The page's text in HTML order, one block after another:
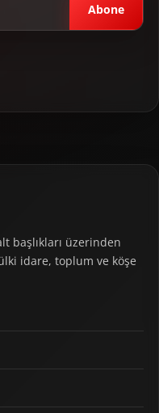
Abone
başlıkları üzerinden
idare, toplum ve köşe